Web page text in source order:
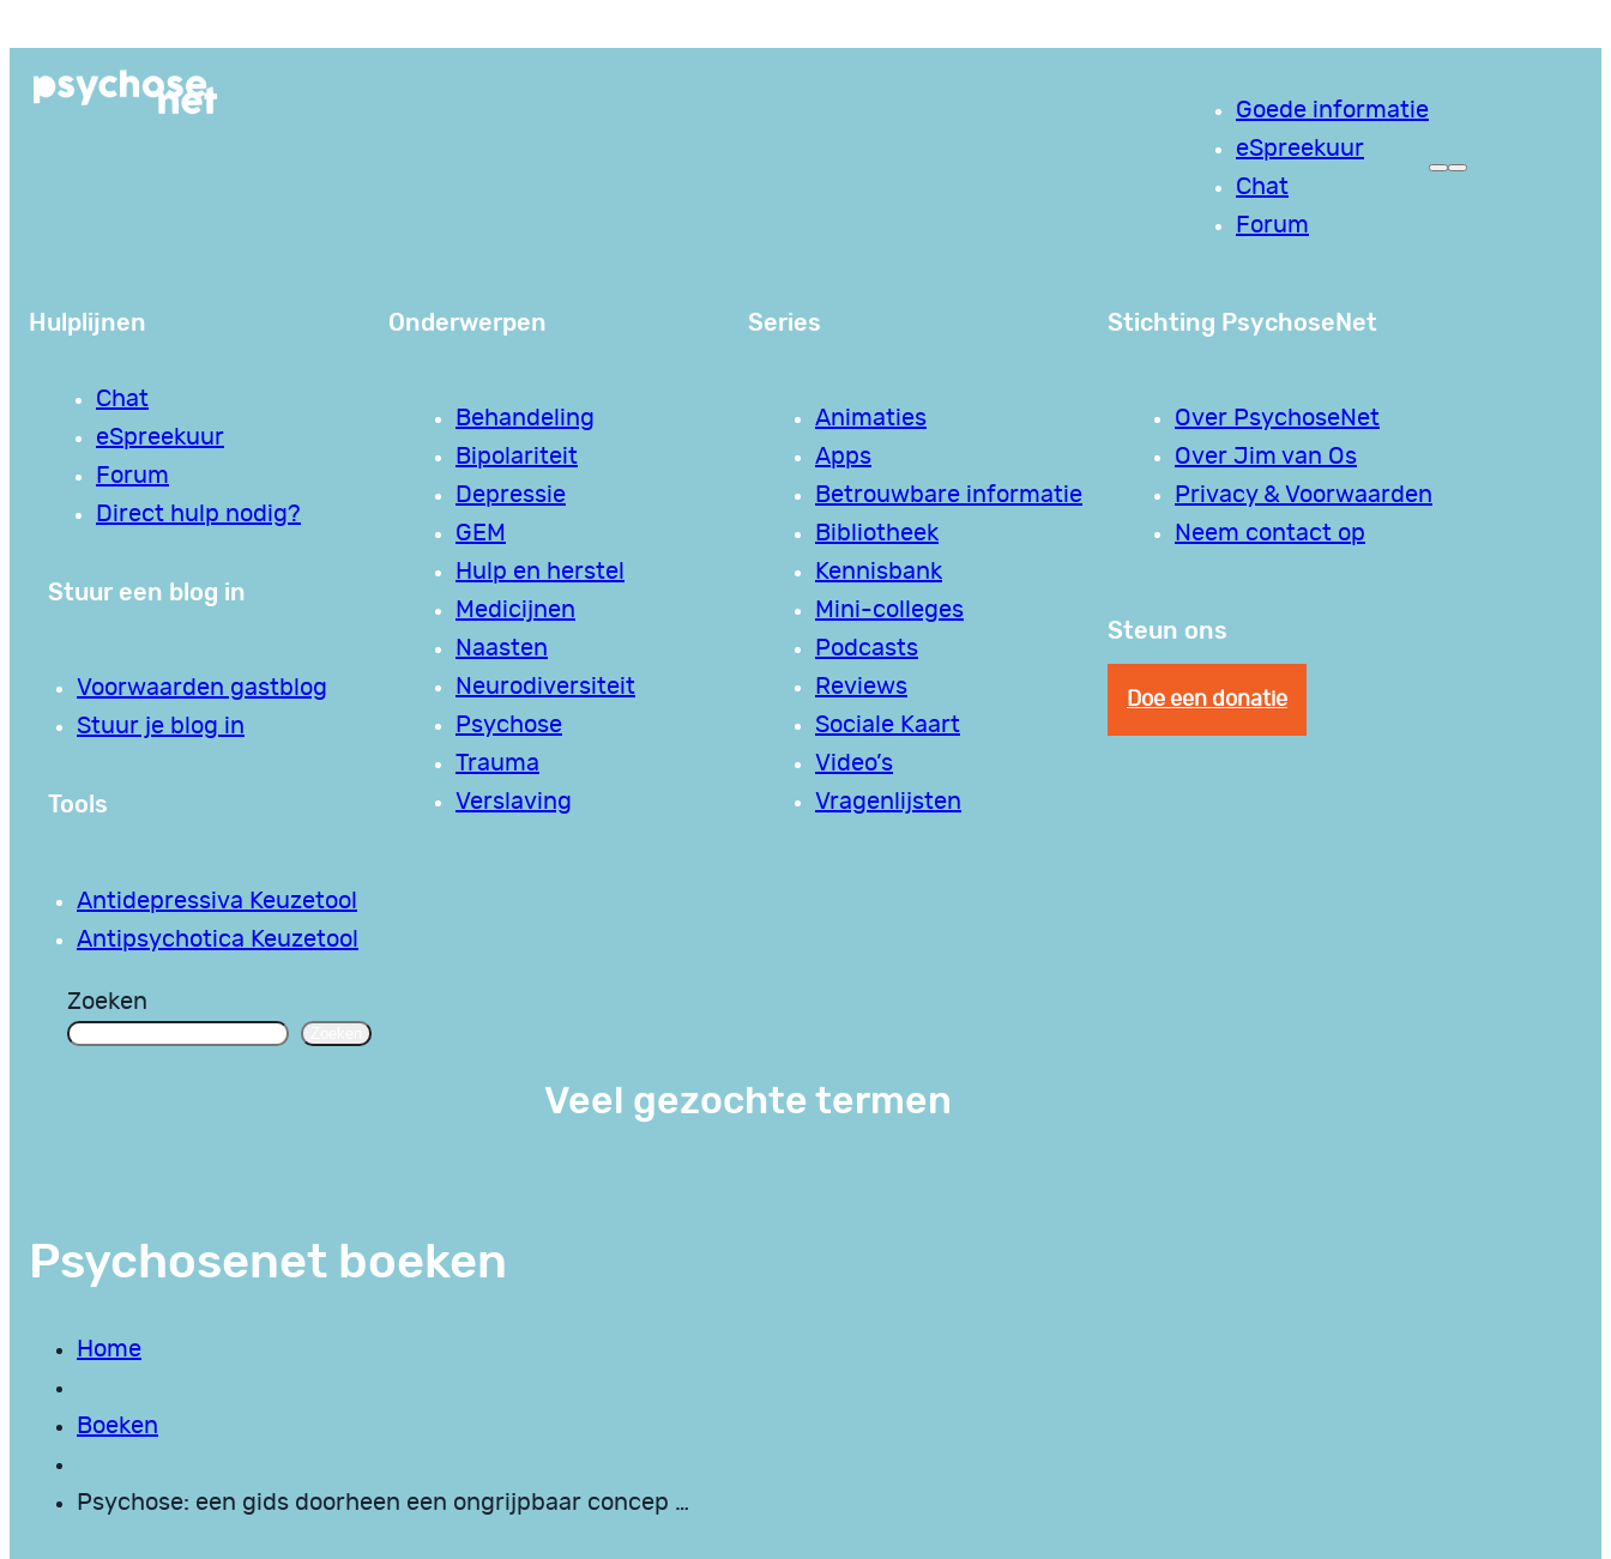
de
Goede informatie
eSpreekuur
Chat
Forum
Hulplijnen
Chat
eSpreekuur
Forum
Direct hulp nodig?
Stuur een blog in
Voorwaarden gastblog
Stuur je blog in
Tools
Antidepressiva Keuzetool
Antipsychotica Keuzetool
Onderwerpen
Behandeling
Bipolariteit
Depressie
GEM
Hulp en herstel
Medicijnen
Naasten
Neurodiversiteit
Psychose
Trauma
Verslaving
Series
Animaties
Apps
Betrouwbare informatie
Bibliotheek
Kennisbank
Mini-colleges
Podcasts
Reviews
Sociale Kaart
Video’s
Vragenlijsten
Stichting PsychoseNet
Over PsychoseNet
Over Jim van Os
Privacy & Voorwaarden
Neem contact op
Steun ons
Doe een donatie
Zoeken
Veel gezochte termen
Psychosenet boeken
Home
Boeken
Psychose: een gids doorheen een ongrijpbaar concep …